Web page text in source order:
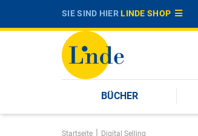
SIE SIND HIERLINDE SHOP
BÜCHER
Startseite | Digital Selling